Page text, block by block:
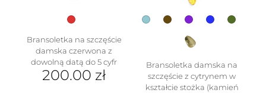
Bransoletka na szczęście
damska czerwona z
dowolną datą do 5 cyfr
200.00 zł
Bransoletka damska na
szczęście z cytrynem w
kształcie stożka (kamień